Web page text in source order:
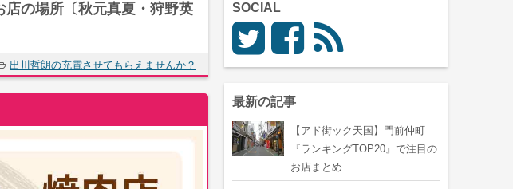
店の場所〔秋元真夏・狩野英
出川哲朗の充電させてもらえませんか？
SOCIAL
最新の記事
【アド街ック天国】門前仲町
『ランキングTOP20』で注目の
お店まとめ